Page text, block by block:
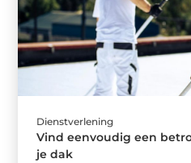
Dienstverlening
Vind eenvoudig een
je dak